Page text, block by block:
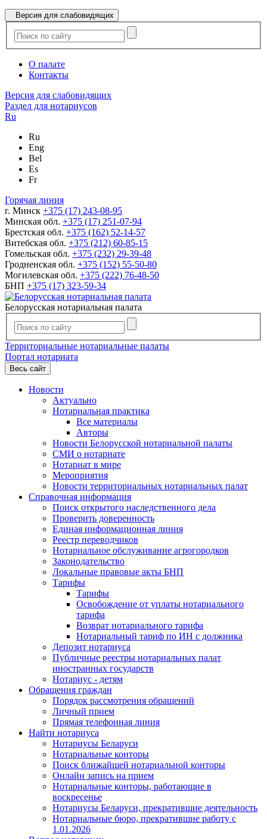
Версия для слабовидящих
О палате
Контакты
Версия для слабовидящих
Раздел для нотариусов
Ru
Ru
Eng
Bel
Es
Fr
Горячая линия
г. Минск +375 (17) 243-08-95
Минская обл. +375 (17) 251-07-94
Брестская обл. +375 (162) 52-14-57
Витебская обл. +375 (212) 60-85-15
Гомельская обл. +375 (232) 29-39-48
Гродненская обл. +375 (152) 55-50-80
Могилевская обл. +375 (222) 76-48-50
БНП +375 (17) 323-59-34
Белорусская нотариальная палата
Территориальные нотариальные палаты
Портал нотариата
Весь сайт
Новости
Актуально
Нотариальная практика
Все материалы
Авторы
Новости Белорусской нотариальной палаты
СМИ о нотариате
Нотариат в мире
Мероприятия
Новости территориальных нотариальных палат
Справочная информация
Поиск открытого наследственного дела
Проверить доверенность
Единая информационная линия
Реестр переводчиков
Нотариальное обслуживание агрогородков
Законодательство
Локальные правовые акты БНП
Тарифы
Тарифы
Освобождение от уплаты нотариального
тарифа
Возврат нотариального тарифа
Нотариальный тариф по ИН с должника
Депозит нотариуса
Публичные реестры нотариальных палат
иностранных государств
Нотариус - детям
Обращения граждан
Порядок рассмотрения обращений
Личный прием
Прямая телефонная линия
Найти нотариуса
Нотариусы Беларуси
Нотариальные конторы
Поиск ближайшей нотариальной конторы
Онлайн запись на прием
Нотариальные конторы, работающие в
воскресенье
Нотариусы Беларуси, прекратившие деятельность
Нотариальные бюро, прекратившие работу с
1.01.2026